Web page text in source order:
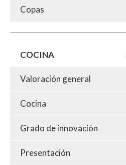
Copas
COCINA
Valoración general
Cocina
Grado de innovación
Presentación